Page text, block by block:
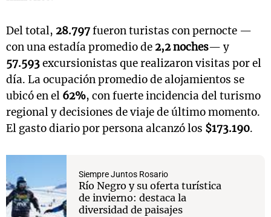
Del total, 28.797fueron turistas con pernocte —
con una estadía promedio de 2,2 noches— y
57.593excursionistas que realizaron visitas por el
día. La ocupación promedio de alojamientos se
ubicó en el 62%, con fuerte incidencia del turismo
regional y decisiones de viaje de último momento.
El gasto diario por persona alcanzó los $173.190.
Siempre Juntos Rosario
Río Negro y su oferta turística
de invierno: destaca la
diversidad de paisajes